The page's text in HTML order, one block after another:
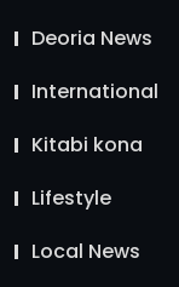
Deoria News
International
Kitabi kona
Lifestyle
Local News